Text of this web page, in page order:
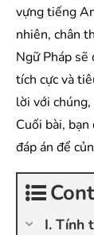
vựng tiếng
nhiên, chân
Ngữ Pháp sẽ
tích cực và
lời với
Cuối bài,
đáp án để
I. Tính